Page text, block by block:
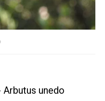
unedo